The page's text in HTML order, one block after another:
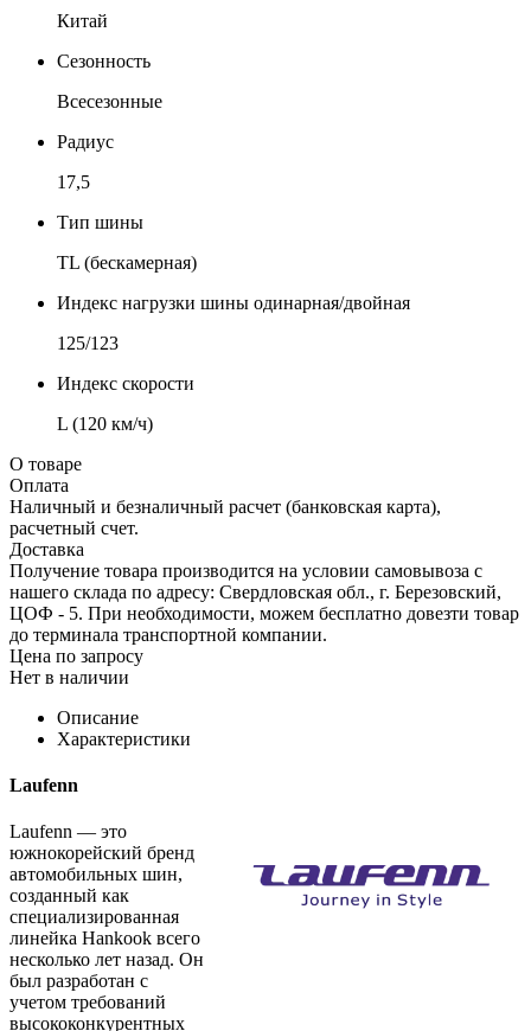
Китай
Сезонность
Всесезонные
Радиус
17,5
Тип шины
TL (бескамерная)
Индекс нагрузки шины одинарная/двойная
125/123
Индекс скорости
L (120 км/ч)
О товаре
Оплата
Наличный и безналичный расчет (банковская карта),
расчетный счет.
Доставка
Получение товара производится на условии самовывоза с
нашего склада по адресу: Свердловская обл., г. Березовский,
ЦОФ - 5. При необходимости, можем бесплатно довезти товар
до терминала транспортной компании.
Цена по запросу
Нет в наличии
Описание
Характеристики
Laufenn
Laufenn — это
южнокорейский бренд
автомобильных шин,
созданный как
специализированная
линейка Hankook всего
несколько лет назад. Он
был разработан с
учетом требований
высококонкурентных